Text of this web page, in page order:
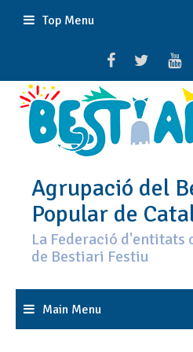
Top Menu
Agrupació del
Popular de
La Federació
de Bestiari Festiu
Main Menu